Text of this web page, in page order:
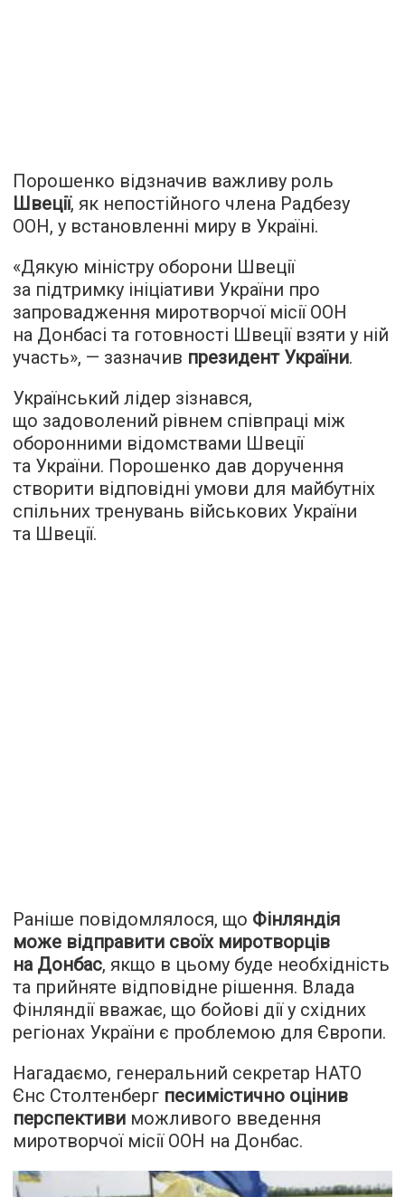
Порошенко відзначив важливу роль
Швеції, як непостійного члена Радбезу
ООН, у встановленні миру в Україні.
«Дякую міністру оборони Швеції
за підтримку ініціативи України про
запровадження миротворчої місії ООН
на Донбасі та готовності Швеції взяти у ній
участь», — зазначив президент України.
Український лідер зізнався,
що задоволений рівнем співпраці між
оборонними відомствами Швеції
та України. Порошенко дав доручення
створити відповідні умови для майбутніх
спільних тренувань військових України
та Швеції.
Раніше повідомлялося, що Фінляндія
може відправити своїх миротворців
на Донбас, якщо в цьому буде необхідність
та прийняте відповідне рішення. Влада
Фінляндії вважає, що бойові дії у східних
регіонах України є проблемою для Європи.
Нагадаємо, генеральний секретар НАТО
Єнс Столтенберг песимістично оцінив
перспективи можливого введення
миротворчої місії ООН на Донбас.